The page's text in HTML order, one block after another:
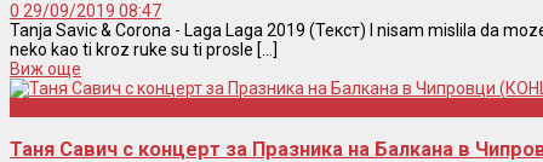
0 29/09/2019 08:47
Tanja Savic & Corona - Laga Laga 2019 (Текст) I nisam mislila da
neko kao ti kroz ruke su ti prosle [...]
Виж още
Таня Савич с концерт за Празника на Балкана в